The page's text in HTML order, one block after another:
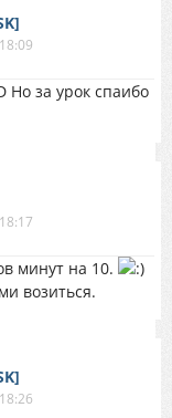
Но за урок спаибо
минут на 10.
возиться.